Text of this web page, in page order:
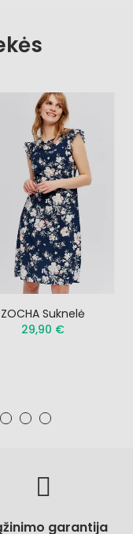
ZOCHA Suknelė
29,90 €
garantija